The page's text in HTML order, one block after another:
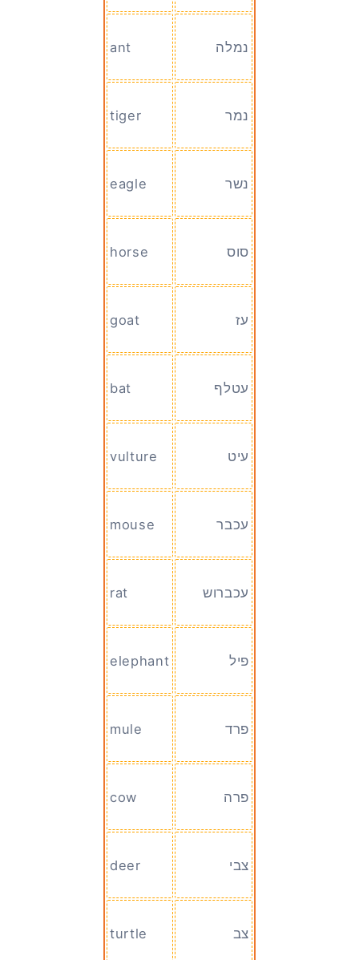
נמלה ant
נמר tiger
נשר eagle
סוס horse
עז goat
עטלף bat
עיט vulture
עכבר mouse
עכברוש rat
פיל elephant
פרד mule
פרה cow
צבי deer
צב turtle